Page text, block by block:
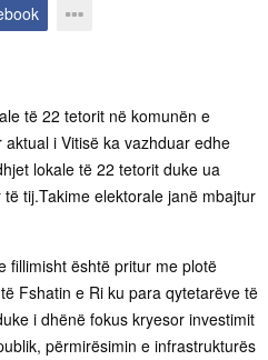
të 22 tetorit në komunën e
i Vitisë ka vazhduar edhe
lokale të 22 tetorit duke ua
tij.Takime elektorale janë mbajtur
fillimisht është pritur me plotë
Fshatin e Ri ku para qytetarëve të
i dhënë fokus kryesor investimit
përmirësimin e infrastrukturës